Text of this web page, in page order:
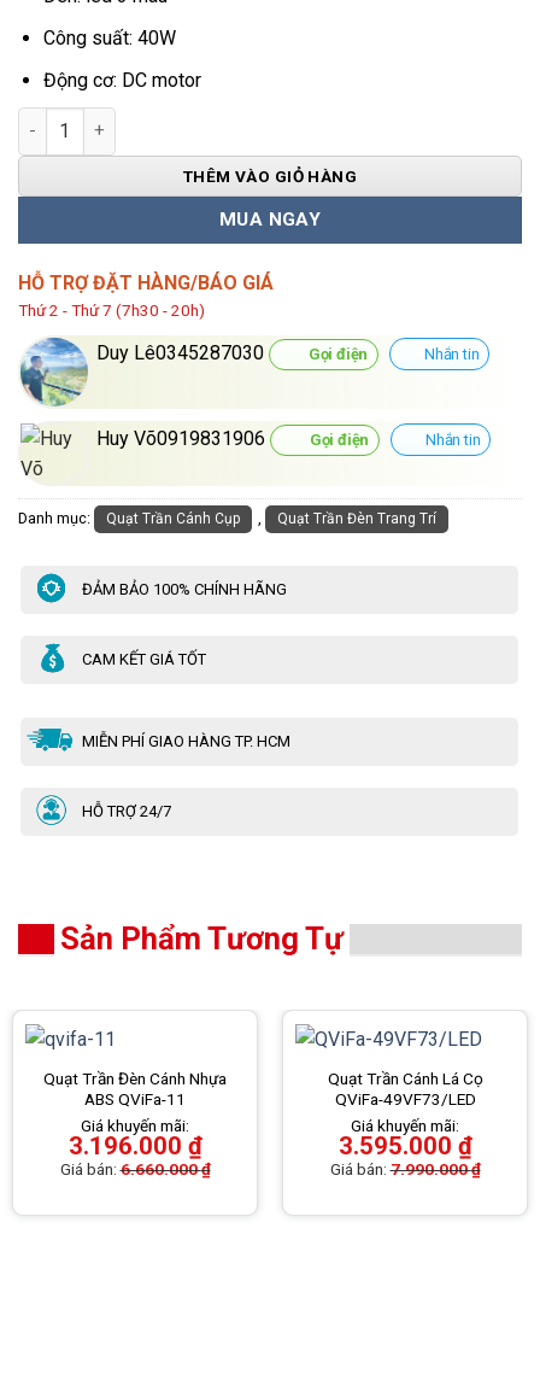
Công suất: 40W
Động cơ: DC motor
Quạt Trần Giấu Cánh Có Đèn QViFa-86 số lượng
THÊM VÀO GIỎ HÀNG
MUA NGAY
HỖ TRỢ ĐẶT HÀNG/BÁO GIÁ
Thứ 2 - Thứ 7 (7h30 - 20h)
Duy Lê0345287030 Gọi điện Nhắn tin
Huy Võ0919831906 Gọi điện Nhắn tin
Danh mục: Quạt Trần Cánh Cụp Quạt Trần Đèn Trang Trí
ĐẢM BẢO 100% CHÍNH HÃNG
CAM KẾT GIÁ TỐT
MIỄN PHÍ GIAO HÀNG TP. HCM
HỖ TRỢ 24/7
Sản Phẩm Tương Tự
Quạt Trần Đèn Cánh Nhựa
ABS QViFa-11
Giá khuyến mãi:
3.196.000 ₫
Giá bán:6.660.000₫
Quạt Trần Cánh Lá Cọ
QViFa-49VF73/LED
Giá khuyến mãi:
3.595.000 ₫
Giá bán:7.990.000₫